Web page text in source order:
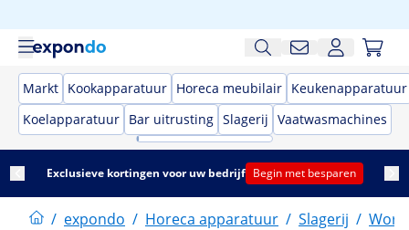
Markt Kookapparatuur Horeca meubilair Keukenapparatuur
Koelapparatuur Bar uitrusting Slagerij Vaatwasmachines
Exclusieve kortingen voor uw bedrijf Begin met besparen
/ expondo / Horeca apparatuur / Slagerij /